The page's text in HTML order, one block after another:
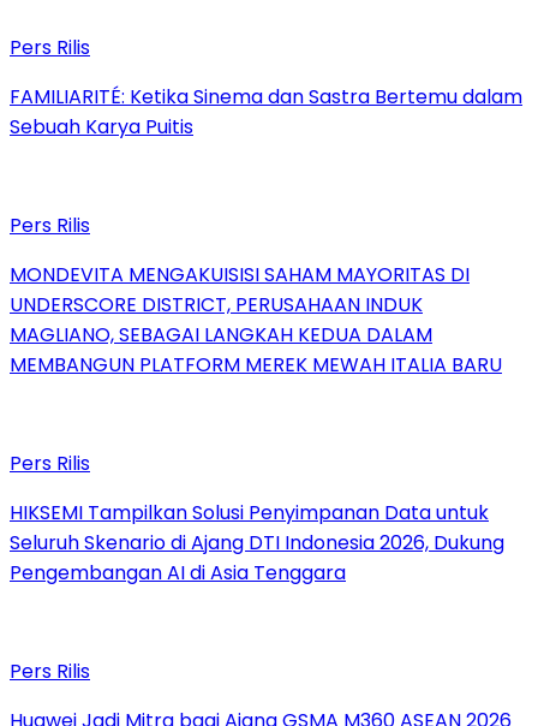
Pers Rilis
FAMILIARITÉ: Ketika Sinema dan Sastra Bertemu dalam
Sebuah Karya Puitis
Pers Rilis
MONDEVITA MENGAKUISISI SAHAM MAYORITAS DI
UNDERSCORE DISTRICT, PERUSAHAAN INDUK
MAGLIANO, SEBAGAI LANGKAH KEDUA DALAM
MEMBANGUN PLATFORM MEREK MEWAH ITALIA BARU
Pers Rilis
HIKSEMI Tampilkan Solusi Penyimpanan Data untuk
Seluruh Skenario di Ajang DTI Indonesia 2026, Dukung
Pengembangan AI di Asia Tenggara
Pers Rilis
Huawei Jadi Mitra bagi Ajang GSMA M360 ASEAN 2026